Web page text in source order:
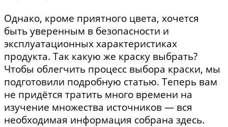
Однако, кроме приятного цвета, хочется
быть уверенным в безопасности и
эксплуатационных характеристиках
продукта. Так какую же краску выбрать?
Чтобы облегчить процесс выбора краски, мы
подготовили подробную статью. Теперь вам
не придётся тратить много времени на
изучение множества источников — вся
необходимая информация собрана здесь.